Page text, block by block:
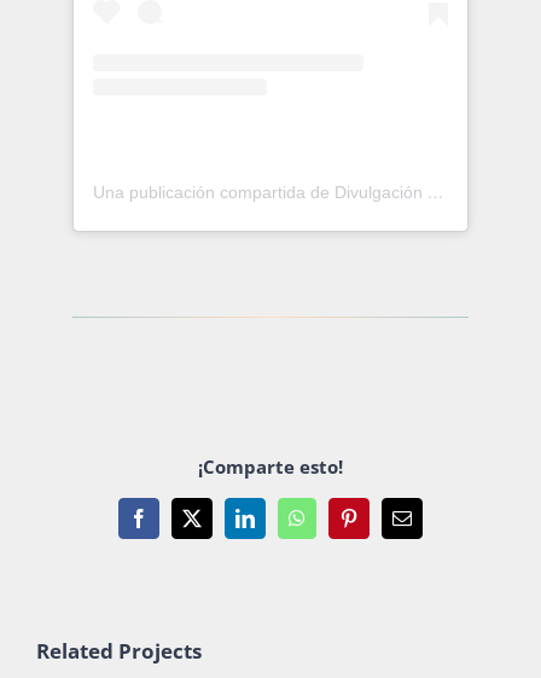
Una publicación compartida de Divulgación de la Ciencia (@dgdcunam)
¡Comparte esto!
Facebook
X LinkedInWhatsAppPinterestEmail
Related Projects